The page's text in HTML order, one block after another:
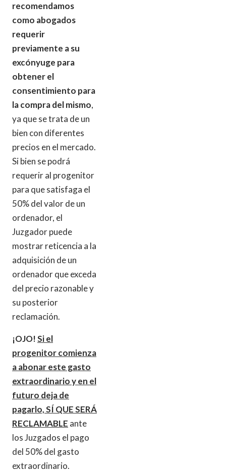
recomendamos
como abogados
requerir
previamente a su
excónyuge para
obtener el
consentimiento para
la compra del mismo,
ya que se trata de un
bien con diferentes
precios en el mercado.
Si bien se podrá
requerir al progenitor
para que satisfaga el
50% del valor de un
ordenador, el
Juzgador puede
mostrar reticencia a la
adquisición de un
ordenador que exceda
del precio razonable y
su posterior
reclamación.
¡OJO!Si el
progenitor comienza
a abonar este gasto
extraordinario y en el
futuro deja de
pagarlo, SÍ QUE SERÁ
RECLAMABLE ante
los Juzgados el pago
del 50% del gasto
extraordinario.